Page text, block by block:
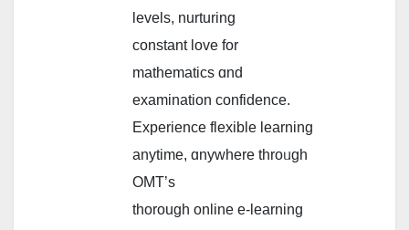
levels, nurturing
constant love for
mathematics ɑnd
examination confidence.
Experience flexible learning
anytime, ɑnywhere throᥙgh
OMT’s
thorougһ online e-learning